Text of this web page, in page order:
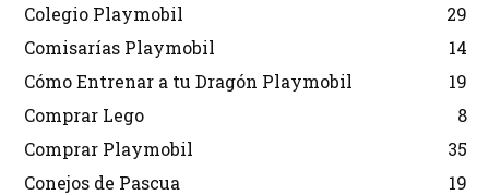
Colegio Playmobil
29
Comisarías Playmobil
14
Cómo Entrenar a tu Dragón Playmobil
19
Comprar Lego
8
Comprar Playmobil
35
Conejos de Pascua
19